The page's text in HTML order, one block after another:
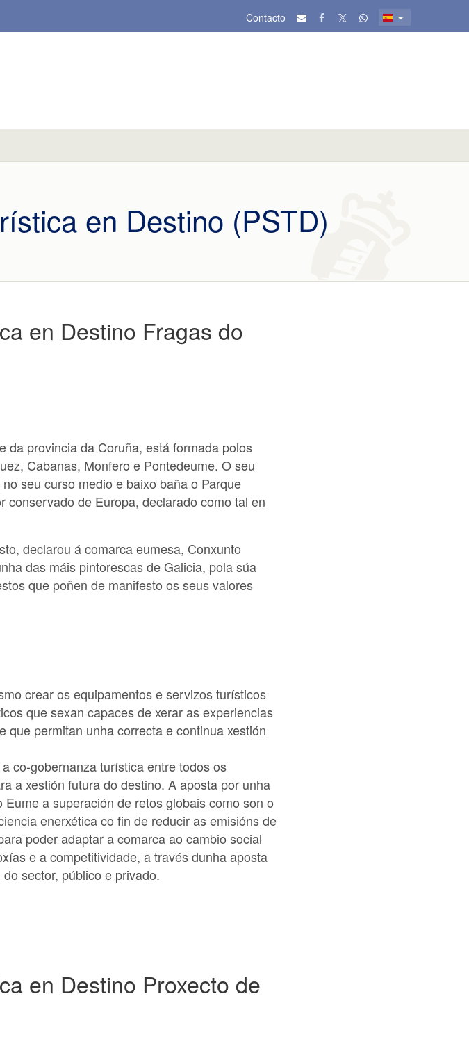
Contacto
en Destino (PSTD)
en Destino Fragas do
da provincia da Coruña, está formada polos
Cabanas, Monfero e Pontedeume. O seu
seu curso medio e baixo baña o Parque
conservado de Europa, declarado como tal en
declarou á comarca eumesa, Conxunto
das máis pintorescas de Galicia, pola súa
que poñen de manifesto os seus valores
crear os equipamentos e servizos turísticos
que sexan capaces de xerar as experiencias
permitan unha correcta e continua xestión
co-gobernanza turística entre todos os
a xestión futura do destino. A aposta por unha
a superación de retos globais como son o
enerxética co fin de reducir as emisións de
poder adaptar a comarca ao cambio social
e a competitividade, a través dunha aposta
sector, público e privado.
en Destino Proxecto de